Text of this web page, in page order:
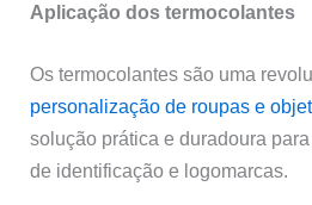
Aplicação dos termocolantes
Os termocolantes são uma
personalização de roupas e
solução prática e duradoura
de identificação e logomarcas.